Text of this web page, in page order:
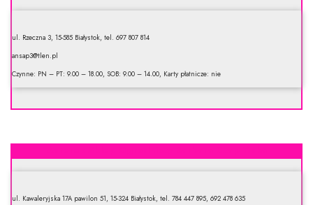
ul. Rzeczna 3, 15-585 Białystok, tel. 697 807 814
ansap3@tlen.pl
Czynne: PN – PT: 9.00 – 18.00, SOB: 9.00 – 14.00, Karty płatnicze: nie
ul. Kawaleryjska 17A pawilon 51, 15-324 Białystok, tel. 784 447 895, 692 478 635